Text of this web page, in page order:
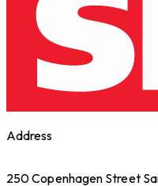
Address
250 Copenhagen Street